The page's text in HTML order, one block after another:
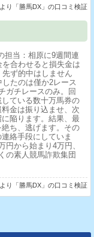
り「勝馬DX」の口コミ検証
担当：相原に9週間連
合わせると損失金は
ず的中はしません
たのは僅か2レース
ガチレースのみ。回
ている数十万馬券の
金は振り込ませ、次
陥ります。結果、最
ち、逃げます。その
絡手段にしていま
から始まり4万円、
の素人競馬詐欺集団
り「勝馬DX」の口コミ検証